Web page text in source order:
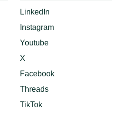
LinkedIn
Instagram
Youtube
X
Facebook
Threads
TikTok